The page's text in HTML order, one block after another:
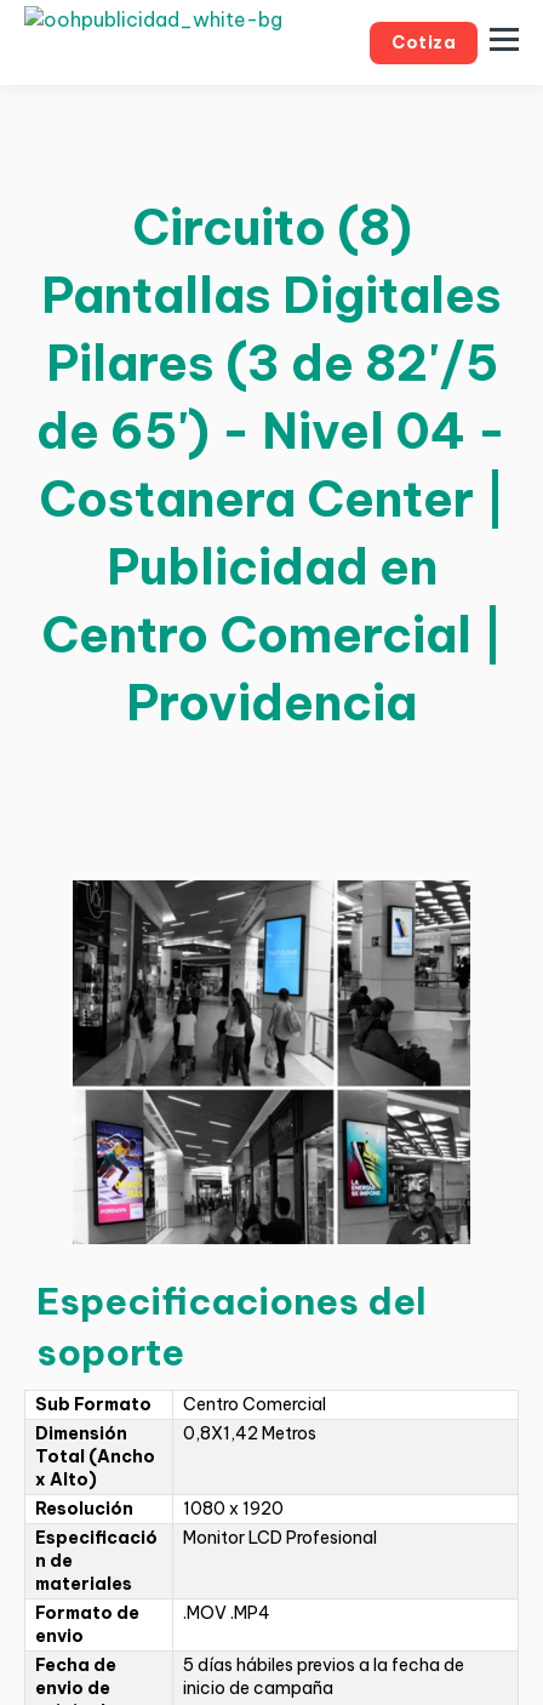
Cotiza
Circuito (8)
Pantallas Digitales
Pilares (3 de 82'/5
de 65') - Nivel 04 -
Costanera Center |
Publicidad en
Centro Comercial |
Providencia
Especificaciones del
soporte
Sub Formato
Centro Comercial
Dimensión
Total (Ancho
x Alto)
0,8X1,42 Metros
Resolución
1080 x 1920
Especificació
n de
materiales
Monitor LCD Profesional
Formato de
envio
.MOV .MP4
Fecha de
envio de
5 días hábiles previos a la fecha de
inicio de campaña